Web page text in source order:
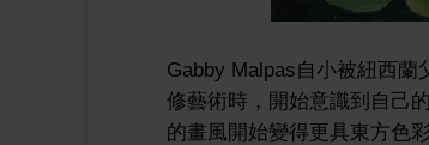
Gabby Malpas自小被紐西
修藝術時，開始意識到自己
的畫風開始變得更具東方色彩